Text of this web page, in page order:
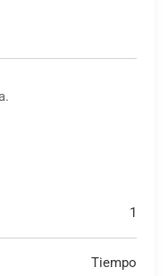
1
Tiempo